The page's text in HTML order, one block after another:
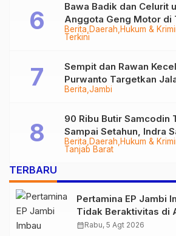
Berita Daerah Hukum &
Terkini
Bawa Badik dan Celurit
Anggota Geng Motor di
Diringkus
Berita Jambi
Sempit dan Rawan
Purwanto Targetkan
Tungkal-Jambi Mulus di
Berita Daerah Hukum &
Tanjab Barat
90 Ribu Butir Samcodin
Sampai Setahun, Indra
Audit Menyeluruh
TERBARU
Pertamina EP Jambi
Tidak Beraktivitas di
Migas Demi
calendar_monthRabu, 5 Agt 2026